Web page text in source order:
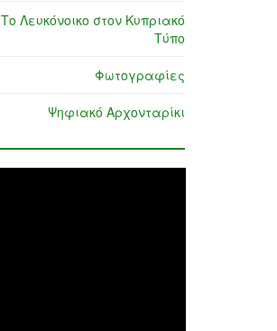
Το Λευκόνοικο στον Κυπριακό
Τύπο
Φωτογραφίες
Ψηφιακό Αρχονταρίκι